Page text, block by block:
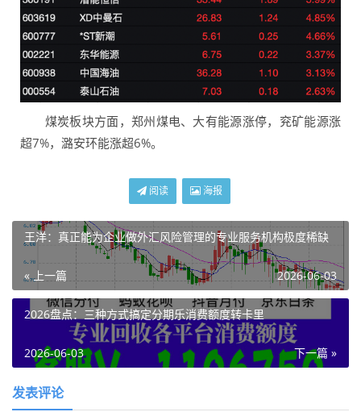
煤炭板块方面，郑州煤电、大有能源涨停，兖矿能源涨
超7%，潞安环能涨超6%。
阅读 海报
王洋：真正能为企业做外汇风险管理的专业服务机构极度稀缺
« 上一篇 2026-06-03
2026盘点：三种方式搞定分期乐消费额度转卡里
下一篇 »
2026-06-03
发表评论